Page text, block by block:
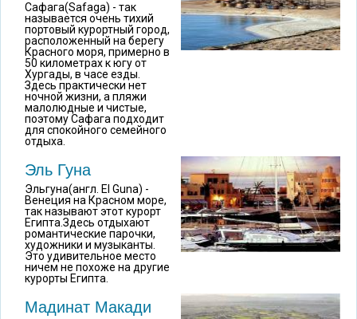
Сафага(Safaga) - так
называется очень тихий
портовый курортный город,
расположенный на берегу
Красного моря, примерно в
50 километрах к югу от
Хургады, в часе езды.
Здесь практически нет
ночной жизни, а пляжи
малолюдные и чистые,
поэтому Сафага подходит
для спокойного семейного
отдыха.
Эль Гуна
Эльгуна(англ. El Guna) -
Венеция на Красном море,
так называют этот курорт
Египта.Здесь отдыхают
романтические парочки,
художники и музыканты.
Это удивительное место
ничем не похоже на другие
курорты Египта.
Мадинат Макади